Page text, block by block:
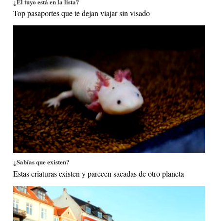
Top pasaportes que te dejan viajar sin visado
¿Sabías que existen?
Estas criaturas existen y parecen sacadas de otro planeta